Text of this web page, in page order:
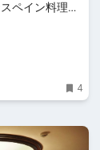
ペイン料理店
4